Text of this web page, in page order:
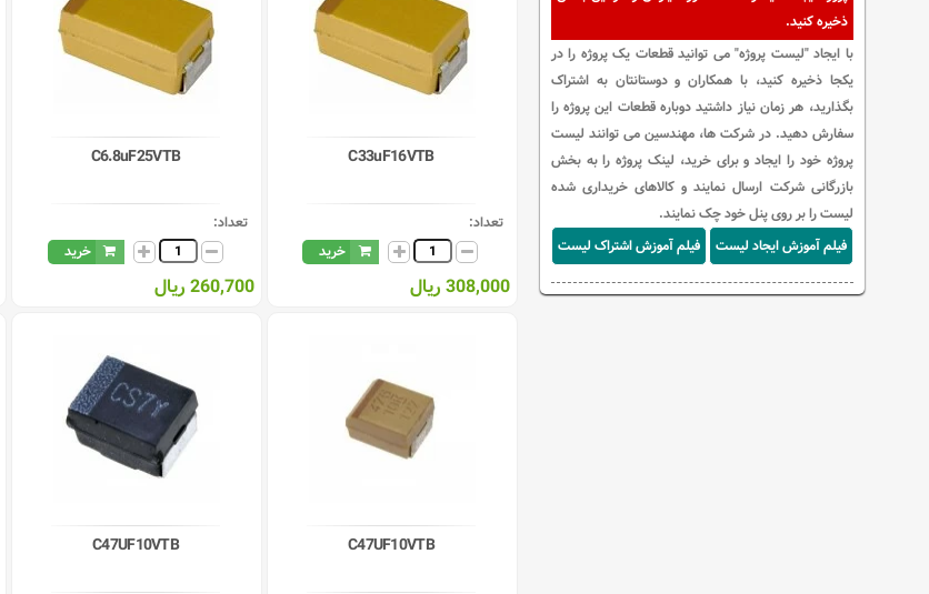
C33uF16VTB
تعداد:
خرید
308,000 ریال
C6.8uF25VTB
تعداد:
خرید
260,700 ریال
C47UF10VTB
C47UF10VTB
ذخیره کنید.
با ایجاد "لیست پروژه" می توانید قطعات یک پروژه را در
یکجا ذخیره کنید، با همکاران و دوستانتان به اشتراک
بگذارید، هر زمان نیاز داشتید دوباره قطعات این پروژه را
سفارش دهید. در شرکت ها، مهندسین می توانند لیست
پروژه خود را ایجاد و برای خرید، لینک پروژه را به بخش
بازرگانی شرکت ارسال نمایند و کالاهای خریداری شده
لیست را بر روی پنل خود چک نمایند.
فیلم آموزش ایجاد لیست
فیلم آموزش اشتراک لیست